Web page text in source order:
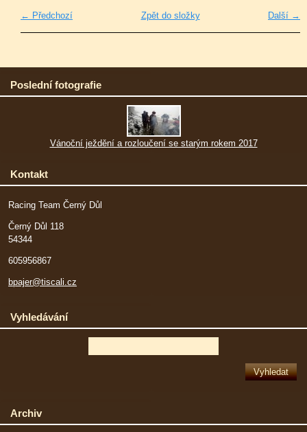
← Předchozí Další →
Zpět do složky
Poslední fotografie
Vánoční ježdění a rozloučení se starým rokem 2017
Kontakt
Racing Team Černý Důl
Černý Důl 118
54344
605956867
bpajer@tiscali.cz
Vyhledávání
Archiv